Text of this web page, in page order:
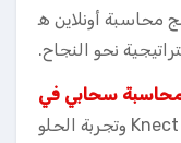
محاسبة أونلاين ه
نحو النجاح.
سحابي في
Knect وتجربة الحلو